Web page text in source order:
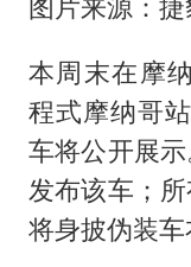
本周末在摩
程式摩纳哥
车将公开展
发布该车；
将身披伪装车